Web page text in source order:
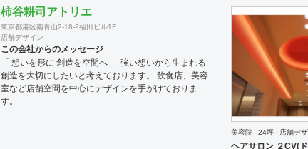
柿谷耕司アトリエ
東京都港区南青山2-18-2福田ビル1F
店舗デザイン
この会社からのメッセージ
「 想いを形に 創造を空間へ 」 強い想いから生まれる
創造を大切にしたいと考えております。 飲食店、美容
室など店舗空間を中心にデザインを手がけておりま
す。
美容院 24坪 店舗デ
ヘアサロン ２CV(